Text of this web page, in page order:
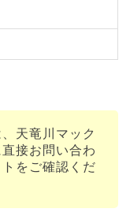
天竜川マック
接お問い合わ
をご確認くだ